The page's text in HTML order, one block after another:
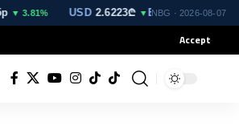
3.81% USD2.6223₾▼EUR3.0264₾▲GBP
NBG · 2026-08-07
Accept